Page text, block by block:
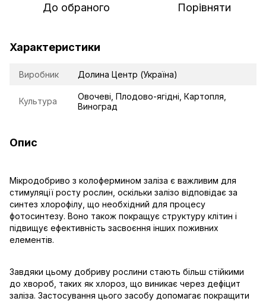
До обраного Порівняти
Характеристики
Виробник Долина Центр (Україна)
Культура
Овочеві, Плодово-ягідні, Картопля,
Виноград
Опис
Мікродобриво з колофермином заліза є важливим для
стимуляції росту рослин, оскільки залізо відповідає за
синтез хлорофілу, що необхідний для процесу
фотосинтезу. Воно також покращує структуру клітин і
підвищує ефективність засвоєння інших поживних
елементів.
Завдяки цьому добриву рослини стають більш стійкими
до хвороб, таких як хлороз, що виникає через дефіцит
заліза. Застосування цього засобу допомагає покращити